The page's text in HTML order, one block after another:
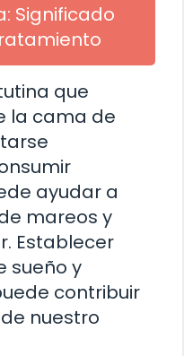
Significado
que
la cama de
ayudar a
mareos y
Establecer
sueño y
contribuir
nuestro